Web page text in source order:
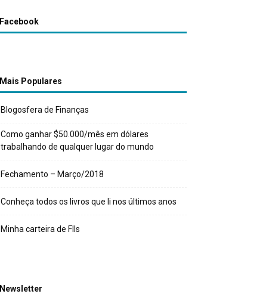
Facebook
Mais Populares
Blogosfera de Finanças
Como ganhar $50.000/mês em dólares
trabalhando de qualquer lugar do mundo
Fechamento – Março/2018
Conheça todos os livros que li nos últimos anos
Minha carteira de FIIs
Newsletter